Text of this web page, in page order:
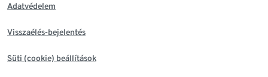
Adatvédelem
Visszaélés-bejelentés
Süti (cookie) beállítások